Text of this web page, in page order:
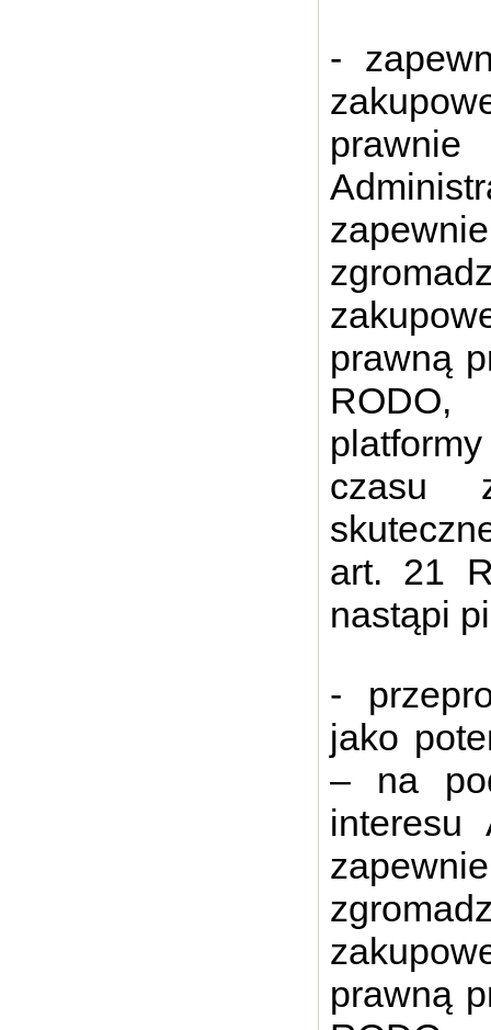
-
prawną
czasu
art. 21
nastąpi
-
jako
– na
interesu
prawną